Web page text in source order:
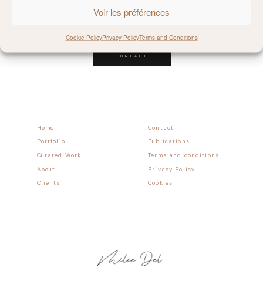
Voir les préférences
Cookie PolicyPrivacy PolicyTerms and Conditions
Contact
Home
Publications
Portfolio
Terms and conditions
Curated Work
CONTACT
Privacy Policy
About
Cookies
Clients